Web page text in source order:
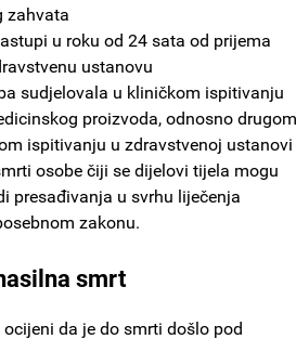
zahvata
u roku od 24 sata od prijema
ustanovu
sudjelovala u kliničkom ispitivanju
proizvoda, odnosno drugom
ispitivanju u zdravstvenoj ustanovi
osobe čiji se dijelovi tijela mogu
presađivanja u svrhu liječenja
zakonu.
smrt
da je do smrti došlo pod